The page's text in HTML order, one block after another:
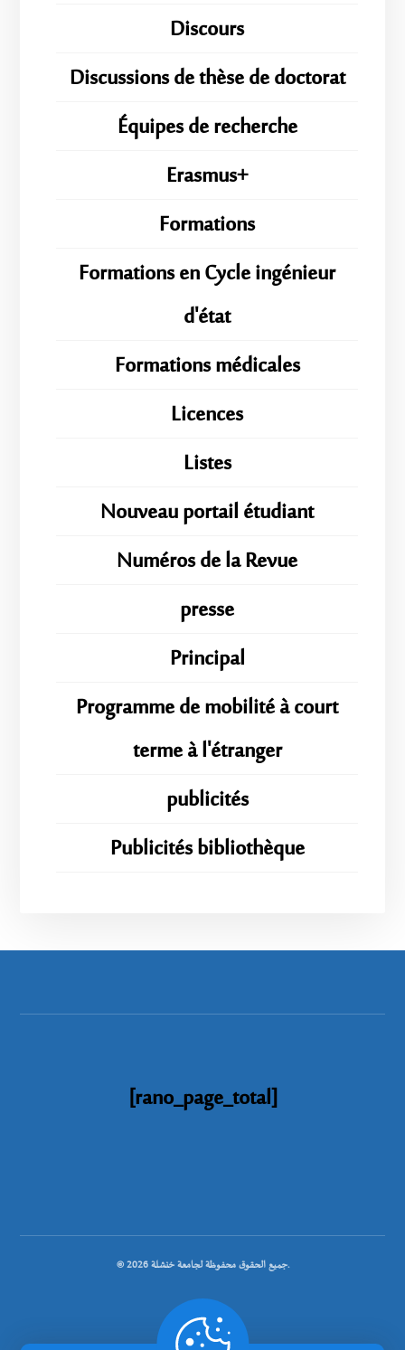
Discours
Discussions de thèse de doctorat
Équipes de recherche
Erasmus+
Formations
Formations en Cycle ingénieur
d'état
Formations médicales
Licences
Listes
Nouveau portail étudiant
Numéros de la Revue
presse
Principal
Programme de mobilité à court
terme à l'étranger
publicités
Publicités bibliothèque
[rano_page_total]
© جميع الحقوق محفوظة لجامعة خنشلة 2026.
.